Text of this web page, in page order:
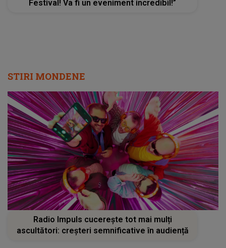
Festival! Va fi un eveniment incredibil!”
STIRI MONDENE
Radio Impuls cucerește tot mai mulți
ascultători: creșteri semnificative în audiență